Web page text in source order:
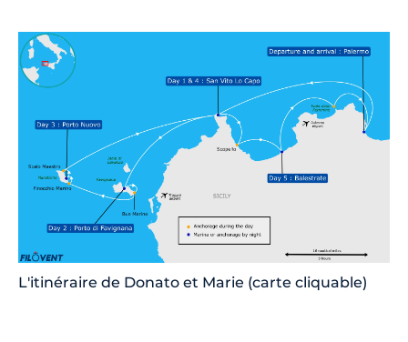
L'itinéraire de Donato et Marie (carte cliquable)